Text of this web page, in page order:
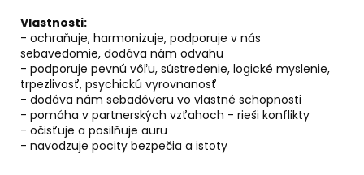
Vlastnosti:
- ochraňuje, harmonizuje, podporuje v nás
sebavedomie, dodáva nám odvahu
- podporuje pevnú vôľu, sústredenie, logické myslenie,
trpezlivosť, psychickú vyrovnanosť
- dodáva nám sebadôveru vo vlastné schopnosti
- pomáha v partnerských vzťahoch - rieši konflikty
- očisťuje a posilňuje auru
- navodzuje pocity bezpečia a istoty
m
e
PALO
SANTO
SVIEČKA
€10,89